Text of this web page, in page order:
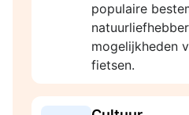
populaire
mogelijkheden
fietsen.